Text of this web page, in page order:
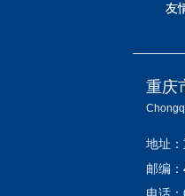
友
友
重庆
地址
邮编